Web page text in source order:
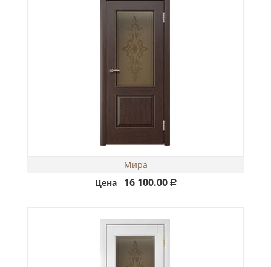
Мира
Цена
16 100.00 Р